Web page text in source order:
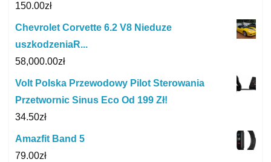
150.00zł
Chevrolet Corvette 6.2 V8 Nieduze
uszkodzeniaR...
58,000.00zł
Volt Polska Przewodowy Pilot Sterowania
Przetwornic Sinus Eco Od 199 Zł!
34.50zł
Amazfit Band 5
79.00zł